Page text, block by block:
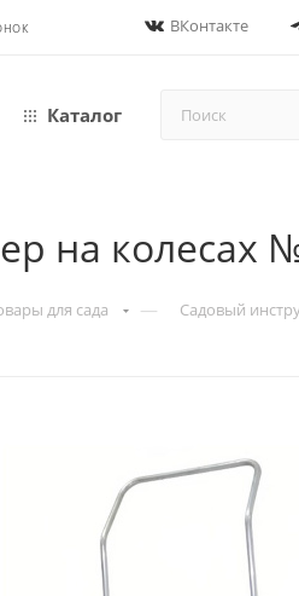
ВКонтакте
Каталог
на колесах
для сада — Садовый